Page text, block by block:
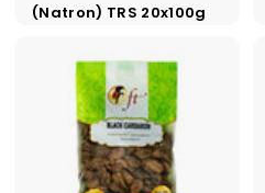
(Natron) TRS 20x100g